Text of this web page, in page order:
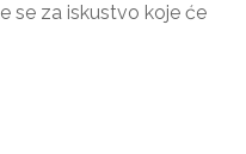
se za iskustvo koje će